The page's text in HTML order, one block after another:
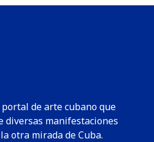
de arte cubano que
diversas manifestaciones
otra mirada de Cuba.